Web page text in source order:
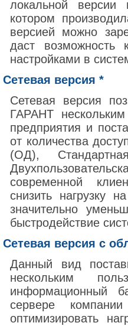
локальной
котором
версией можно
даст возможность
настройками в
Сетевая версия *
Сетевая версия
ГАРАНТ
предприятия и
от количества
(ОД),
современной
снизить нагрузку
значительно
быстродействие
Сетевая версия с
Данный вид
нескольким
информационный
сервере
оптимизировать